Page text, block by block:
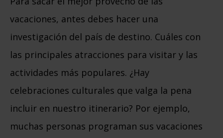
vacaciones, antes debes hacer una
investigación del país de destino. Cuáles con
las principales atracciones para visitar y las
actividades más populares. ¿Hay
celebraciones culturales que valga la pena
incluir en nuestro itinerario? Por ejemplo,
muchas personas programan sus vacaciones